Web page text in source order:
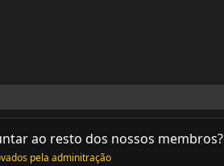
ao resto dos nossos membros?
pela adminitração